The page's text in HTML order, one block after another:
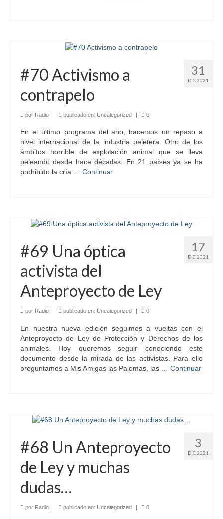
31
DIC 2021
#70 Activismo a
contrapelo
por Radio | publicado en: Uncategorized | 0
En el último programa del año, hacemos un repaso a
nivel internacional de la industria peletera. Otro de los
ámbitos horrible de explotación animal que se lleva
peleando desde hace décadas. En 21 países ya se ha
prohibido la cría … Continuar
17
DIC 2021
#69 Una óptica
activista del
Anteproyecto de Ley
por Radio | publicado en: Uncategorized | 0
En nuestra nueva edición seguimos a vueltas con el
Anteproyecto de Ley de Protección y Derechos de los
animales. Hoy queremos seguir conociendo este
documento desde la mirada de las activistas. Para ello
preguntamos a Mis Amigas las Palomas, las … Continuar
3
DIC 2021
#68 Un Anteproyecto
de Ley y muchas
dudas…
por Radio | publicado en: Uncategorized | 0